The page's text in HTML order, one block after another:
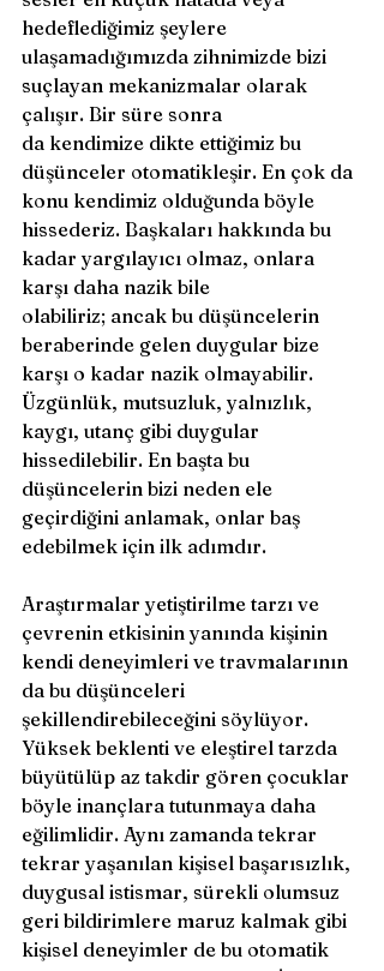
hedeflediğimiz şeylere
ulaşamadığımızda zihnimizde bizi
suçlayan mekanizmalar olarak
çalışır. Bir süre sonra
da kendimize dikte ettiğimiz bu
düşünceler otomatikleşir. En çok da
konu kendimiz olduğunda böyle
hissederiz. Başkaları hakkında bu
kadar yargılayıcı olmaz, onlara
karşı daha nazik bile
olabiliriz; ancak bu düşüncelerin
beraberinde gelen duygular bize
karşı o kadar nazik olmayabilir.
Üzgünlük, mutsuzluk, yalnızlık,
kaygı, utanç gibi duygular
hissedilebilir. En başta bu
düşüncelerin bizi neden ele
geçirdiğini anlamak, onlar baş
edebilmek için ilk adımdır.
Araştırmalar yetiştirilme tarzı ve
çevrenin etkisinin yanında kişinin
kendi deneyimleri ve travmalarının
da bu düşünceleri
şekillendirebileceğini söylüyor.
Yüksek beklenti ve eleştirel tarzda
büyütülüp az takdir gören çocuklar
böyle inançlara tutunmaya daha
eğilimlidir. Aynı zamanda tekrar
tekrar yaşanılan kişisel başarısızlık,
duygusal istismar, sürekli olumsuz
geri bildirimlere maruz kalmak gibi
kişisel deneyimler de bu otomatik